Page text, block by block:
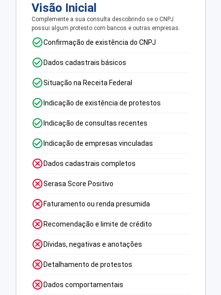
Visão Inicial
Complemente a sua consulta descobrindo se o CNPJ
possui algum protesto com bancos e outras empresas.
Confirmação de existência do CNPJ
Dados cadastrais básicos
Situação na Receita Federal
Indicação de existência de protestos
Indicação de consultas recentes
Indicação de empresas vinculadas
Dados cadastrais completos
Serasa Score Positivo
Faturamento ou renda presumida
Recomendação e limite de crédito
Dívidas, negativas e anotações
Detalhamento de protestos
Dados comportamentais